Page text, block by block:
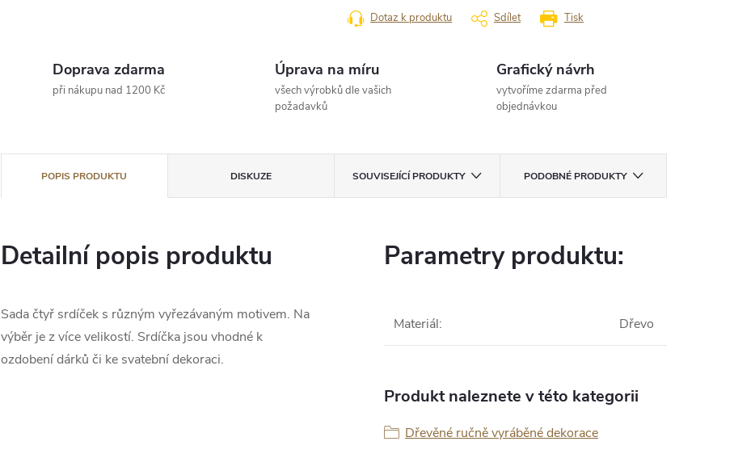
Tisk
Dotaz k produktu Sdílet
Doprava zdarma
při nákupu nad 1200 Kč
Úprava na míru
všech výrobků dle vašich
požadavků
Grafický návrh
vytvoříme zdarma před
objednávkou
POPIS PRODUKTU DISKUZE SOUVISEJÍCÍ PRODUKTY PODOBNÉ PRODUKTY
Detailní popis produktu
Sada čtyř srdíček s různým vyřezávaným motivem. Na
výběr je z více velikostí. Srdíčka jsou vhodné k
ozdobení dárků či ke svatební dekoraci.
Parametry produktu:
Materiál: Dřevo
Produkt naleznete v této kategorii
Dřevěné ručně vyráběné dekorace